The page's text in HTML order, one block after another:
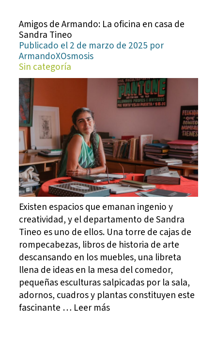
Amigos de Armando: La oficina en casa de
Sandra Tineo
Publicado el 2 de marzo de 2025 por
ArmandoXOsmosis
Sin categoría
Existen espacios que emanan ingenio y
creatividad, y el departamento de Sandra
Tineo es uno de ellos. Una torre de cajas de
rompecabezas, libros de historia de arte
descansando en los muebles, una libreta
llena de ideas en la mesa del comedor,
pequeñas esculturas salpicadas por la sala,
adornos, cuadros y plantas constituyen este
fascinante … Leer más